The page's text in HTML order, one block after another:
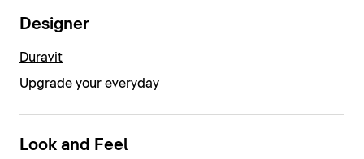
Designer
Duravit
Upgrade your everyday
Look and Feel